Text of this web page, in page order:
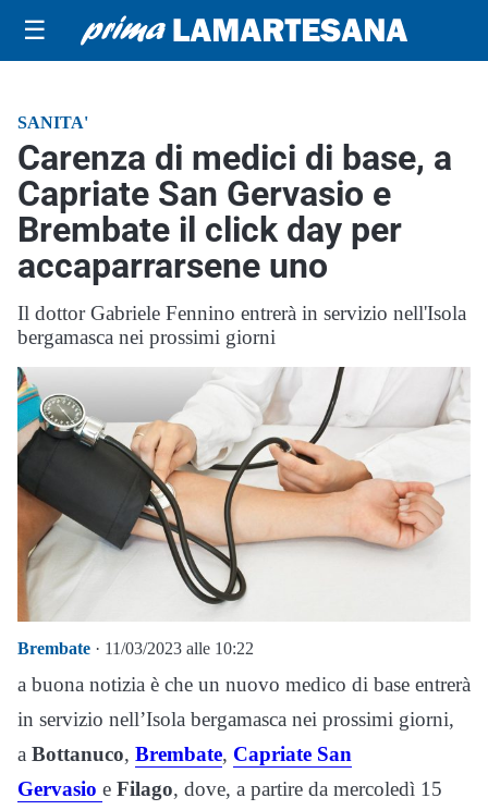
☰
SANITA'
Carenza di medici di base, a
Capriate San Gervasio e
Brembate il click day per
accaparrarsene uno
Il dottor Gabriele Fennino entrerà in servizio nell'Isola
bergamasca nei prossimi giorni
Brembate · 11/03/2023 alle 10:22
a buona notizia è che un nuovo medico di base entrerà
in servizio nell’Isola bergamasca nei prossimi giorni,
a Bottanuco, Brembate, Capriate San
Gervasio e Filago, dove, a partire da mercoledì 15